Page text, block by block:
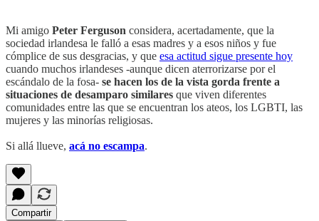
Mi amigo Peter Ferguson considera, acertadamente, que la
sociedad irlandesa le falló a esas madres y a esos niños y fue
cómplice de sus desgracias, y que esa actitud sigue presente hoy
cuando muchos irlandeses -aunque dicen aterrorizarse por el
escándalo de la fosa- se hacen los de la vista gorda frente a
situaciones de desamparo similares que viven diferentes
comunidades entre las que se encuentran los ateos, los LGBTI, las
mujeres y las minorías religiosas.
Si allá llueve, acá no escampa.
Compartir